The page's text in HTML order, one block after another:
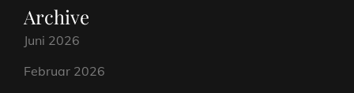
Archive
Juni 2026
Februar 2026